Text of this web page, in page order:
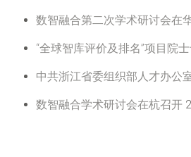
数智融合第二次学术研讨会在
“全球智库评价及排名”项目院
中共浙江省委组织部人才办公
数智融合学术研讨会在杭召开